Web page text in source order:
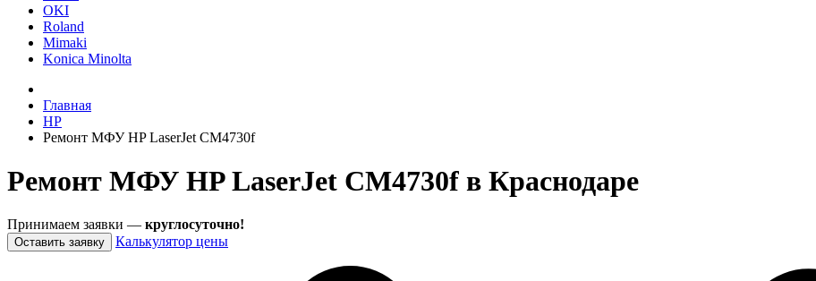
OKI
Roland
Mimaki
Konica Minolta
Главная
HP
Ремонт МФУ HP LaserJet CM4730f
Ремонт МФУ HP LaserJet CM4730f в Краснодаре
Принимаем заявки — круглосуточно!
Оставить заявку Калькулятор цены